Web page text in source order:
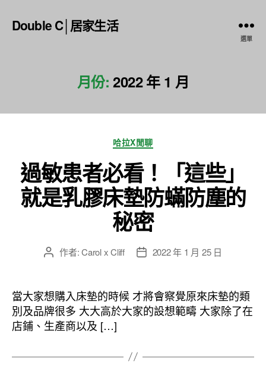
Double C│居家生活
選單
月份: 2022 年 1 月
分
類
哈拉X閒聊
過敏患者必看！「這些」
就是乳膠床墊防蟎防塵的
秘密
文
者
作者:Carol x Cliff
文
佈
日
期
2022 年 1 月 25 日
當大家想購入床墊的時候 才將會察覺原來床墊的類
別及品牌很多 大大高於大家的設想範疇 大家除了在
店鋪、生產商以及 […]